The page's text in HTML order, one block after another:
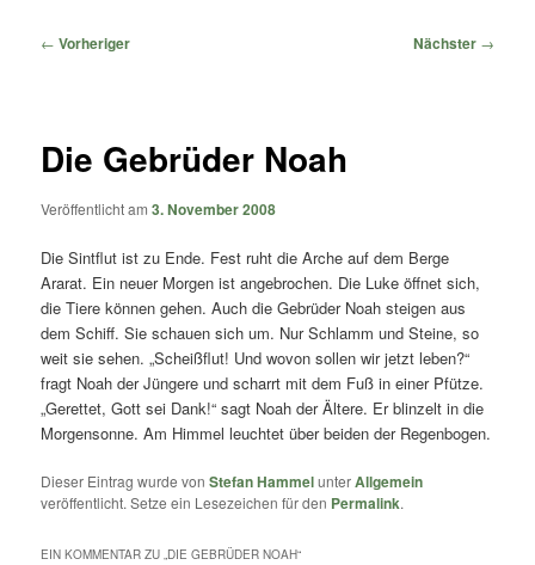
springen
springen
Beitragsnavigation
← Vorheriger Nächster →
Die Gebrüder Noah
Veröffentlicht am3. November 2008
Die Sintflut ist zu Ende. Fest ruht die Arche auf dem Berge
Ararat. Ein neuer Morgen ist angebrochen. Die Luke öffnet sich,
die Tiere können gehen. Auch die Gebrüder Noah steigen aus
dem Schiff. Sie schauen sich um. Nur Schlamm und Steine, so
weit sie sehen. „Scheißflut! Und wovon sollen wir jetzt leben?“
fragt Noah der Jüngere und scharrt mit dem Fuß in einer Pfütze.
„Gerettet, Gott sei Dank!“ sagt Noah der Ältere. Er blinzelt in die
Morgensonne. Am Himmel leuchtet über beiden der Regenbogen.
Dieser Eintrag wurde vonStefan HammelunterAllgemein
veröffentlicht. Setze ein Lesezeichen für den Permalink.
EIN KOMMENTAR ZU „DIE GEBRÜDER NOAH“